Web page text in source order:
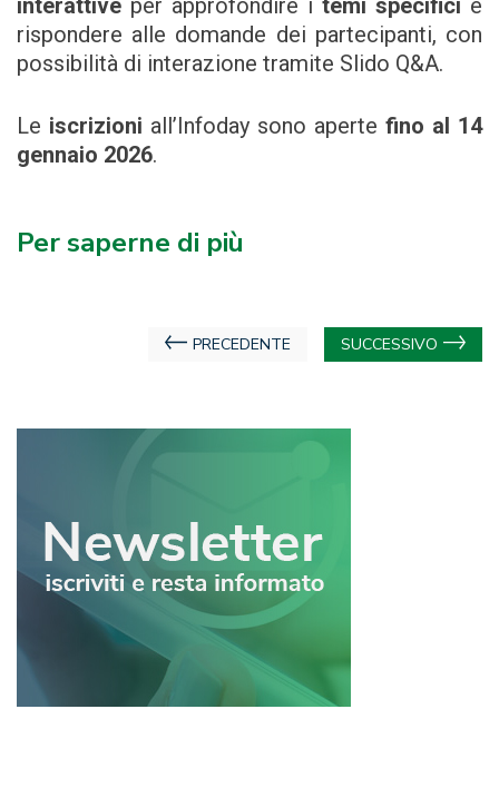
interattive per approfondire i temi specifici e
rispondere alle domande dei partecipanti, con
possibilità di interazione tramite Slido Q&A.
Le iscrizioni all’Infoday sono aperte fino al 14
gennaio 2026.
Per saperne di più
Navigazione
PRECEDENTE SUCCESSIVO